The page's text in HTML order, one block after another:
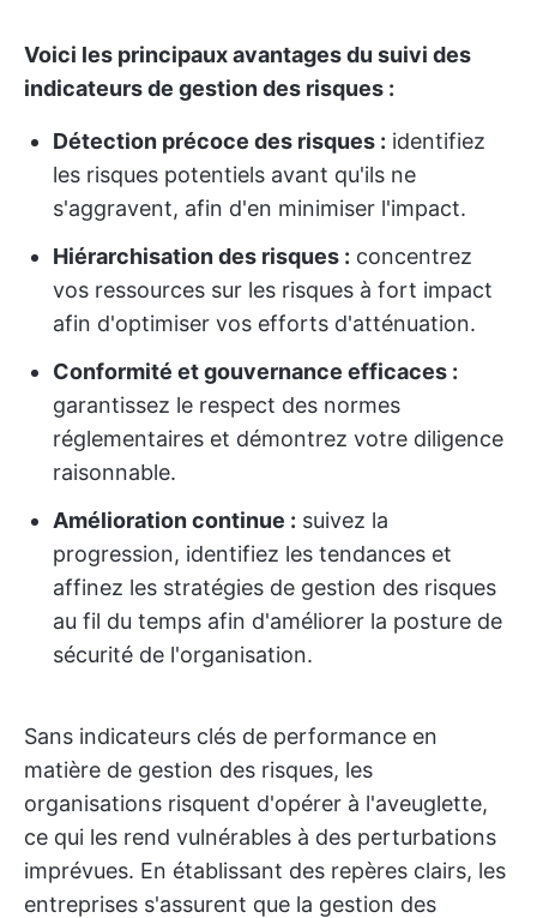
Voici les principaux avantages du suivi des
indicateurs de gestion des risques :
Détection précoce des risques : identifiez
les risques potentiels avant qu'ils ne
s'aggravent, afin d'en minimiser l'impact.
Hiérarchisation des risques : concentrez
vos ressources sur les risques à fort impact
afin d'optimiser vos efforts d'atténuation.
Conformité et gouvernance efficaces :
garantissez le respect des normes
réglementaires et démontrez votre diligence
raisonnable.
Amélioration continue : suivez la
progression, identifiez les tendances et
affinez les stratégies de gestion des risques
au fil du temps afin d'améliorer la posture de
sécurité de l'organisation.
Sans indicateurs clés de performance en
matière de gestion des risques, les
organisations risquent d'opérer à l'aveuglette,
ce qui les rend vulnérables à des perturbations
imprévues. En établissant des repères clairs, les
entreprises s'assurent que la gestion des